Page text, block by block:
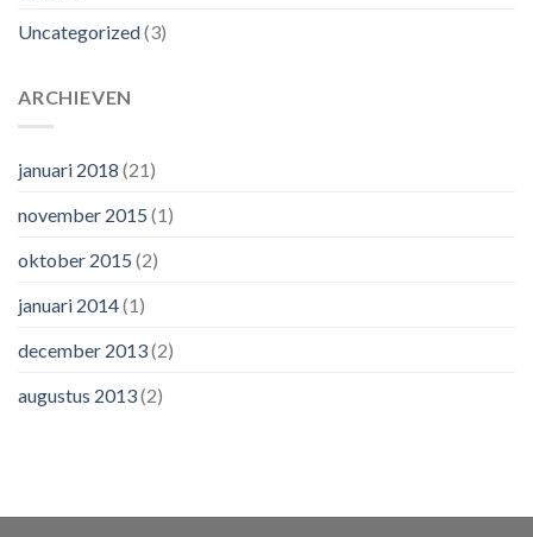
Uncategorized(3)
ARCHIEVEN
januari 2018 (21)
november 2015 (1)
oktober 2015 (2)
januari 2014(1)
december 2013(2)
augustus 2013(2)